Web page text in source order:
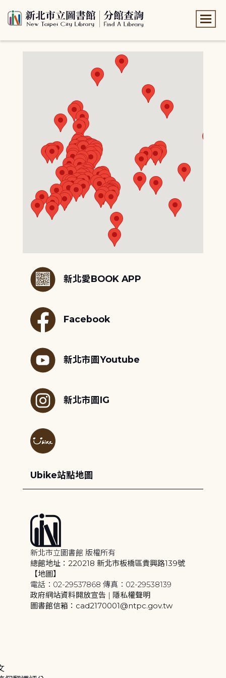
新北愛BOOK APP
Facebook
新北市圖Youtube
新北市圖IG
Ubike站點地圖
新北市立圖書館 版權所有
總館地址：220218 新北市板橋區貴興路139號
【地圖】
電話：02-29537868 傳真：02-29538139
政府網站資料開放宣告 | 隱私權聲明
圖書館信箱：cad2170001@ntpc.gov.tw